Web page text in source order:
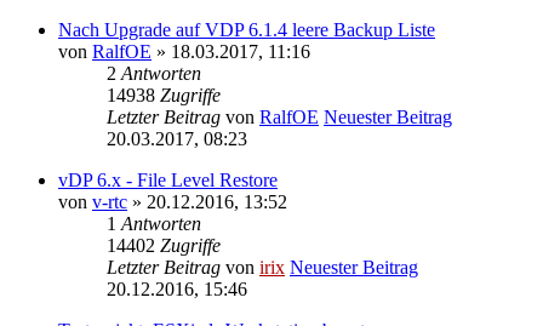
Nach Upgrade auf VDP 6.1.4 leere Backup Liste
von RalfOE » 18.03.2017, 11:16
2 Antworten
14938 Zugriffe
Letzter Beitrag von RalfOE Neuester Beitrag
20.03.2017, 08:23
vDP 6.x - File Level Restore
von v-rtc » 20.12.2016, 13:52
1 Antworten
14402 Zugriffe
Letzter Beitrag von irix Neuester Beitrag
20.12.2016, 15:46